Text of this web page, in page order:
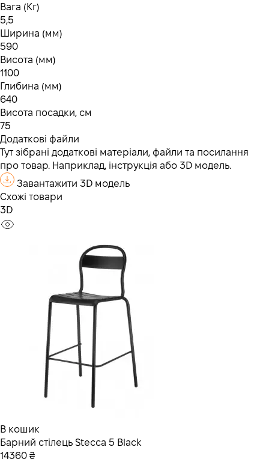
Вага (Кг)
5,5
Ширина (мм)
590
Висота (мм)
1100
Глибина (мм)
640
Висота посадки, см
75
Додаткові файли
Тут зібрані додаткові матеріали, файли та посилання
про товар. Наприклад, інструкція або 3D модель.
Завантажити 3D модель
Схожі товари
3D
В кошик
Барний стілець Stecca 5 Black
14360 ₴